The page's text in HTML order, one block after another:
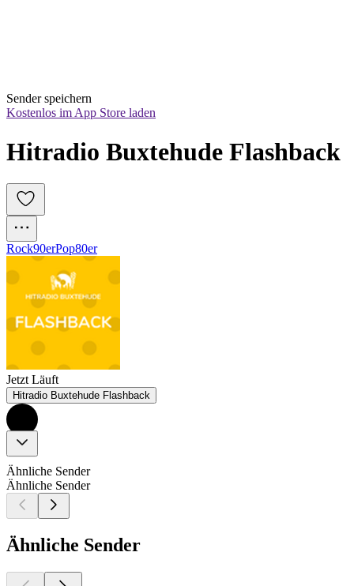
Sender speichern
Kostenlos im App Store laden
Hitradio Buxtehude Flashback
Rock90erPop80er
Jetzt Läuft
Hitradio Buxtehude Flashback
Ähnliche Sender
Ähnliche Sender
Ähnliche Sender